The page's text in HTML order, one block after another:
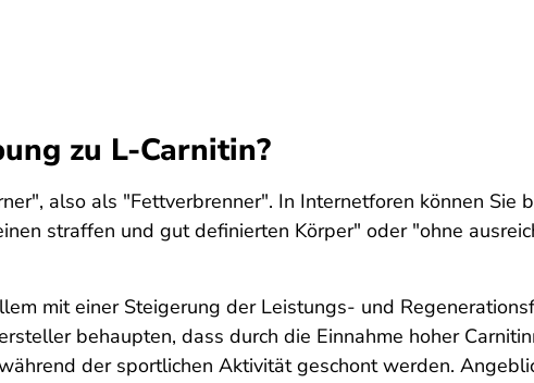
zu L-Carnitin?
also als "Fettverbrenner". In Internetforen können Sie
straffen und gut definierten Körper" oder "ohne
mit einer Steigerung der Leistungs- und
behaupten, dass durch die Einnahme hoher
der sportlichen Aktivität geschont werden.